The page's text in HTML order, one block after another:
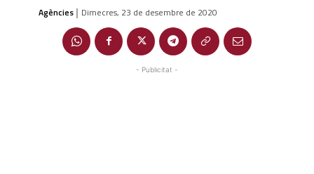
Agències | Dimecres, 23 de desembre de 2020
- Publicitat -